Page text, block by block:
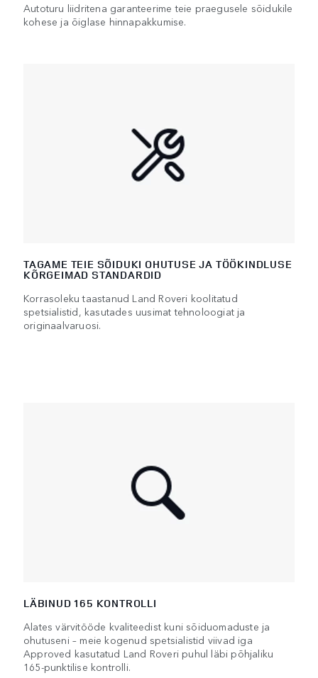
Autoturu liidritena garanteerime teie praegusele sõidukile
kohese ja õiglase hinnapakkumise.
TAGAME TEIE SÕIDUKI OHUTUSE JA TÖÖKINDLUSE
KÕRGEIMAD STANDARDID
Korrasoleku taastanud Land Roveri koolitatud
spetsialistid, kasutades uusimat tehnoloogiat ja
originaalvaruosi.
LÄBINUD 165 KONTROLLI
Alates värvitööde kvaliteedist kuni sõiduomaduste ja
ohutuseni – meie kogenud spetsialistid viivad iga
Approved kasutatud Land Roveri puhul läbi põhjaliku
165-punktilise kontrolli.